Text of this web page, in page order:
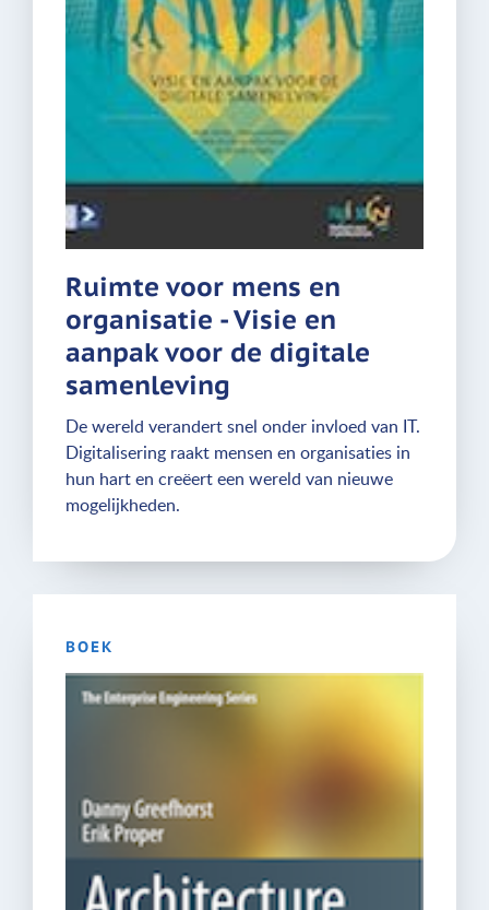
Ruimte voor mens en
organisatie - Visie en
aanpak voor de digitale
samenleving
De wereld verandert snel onder invloed van IT.
Digitalisering raakt mensen en organisaties in
hun hart en creëert een wereld van nieuwe
mogelijkheden.
BOEK